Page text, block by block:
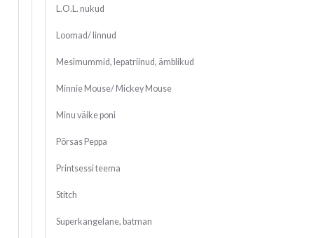
L.O.L. nukud
Loomad/ linnud
Mesimummid, lepatriinud, ämblikud
Minnie Mouse/ Mickey Mouse
Minu väike poni
Põrsas Peppa
Printsessi teema
Stitch
Superkangelane, batman